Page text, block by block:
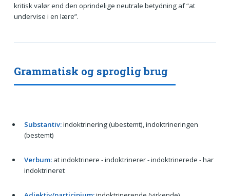
kritisk valør end den oprindelige neutrale betydning af “at
undervise i en lære”.
Grammatisk og sproglig brug
Substantiv:indoktrinering (ubestemt), indoktrineringen
(bestemt)
Verbum:at indoktrinere - indoktrinerer - indoktrinerede - har
indoktrineret